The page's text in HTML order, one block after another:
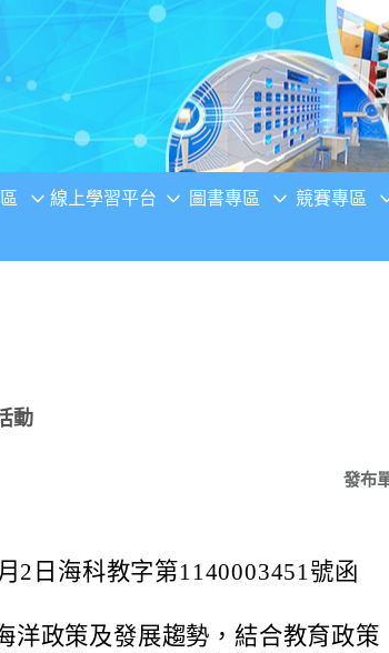
線上學習平台 圖書專區 競賽專區
動
發布
2日海科教字第1140003451號函
洋政策及發展趨勢，結合教育政策